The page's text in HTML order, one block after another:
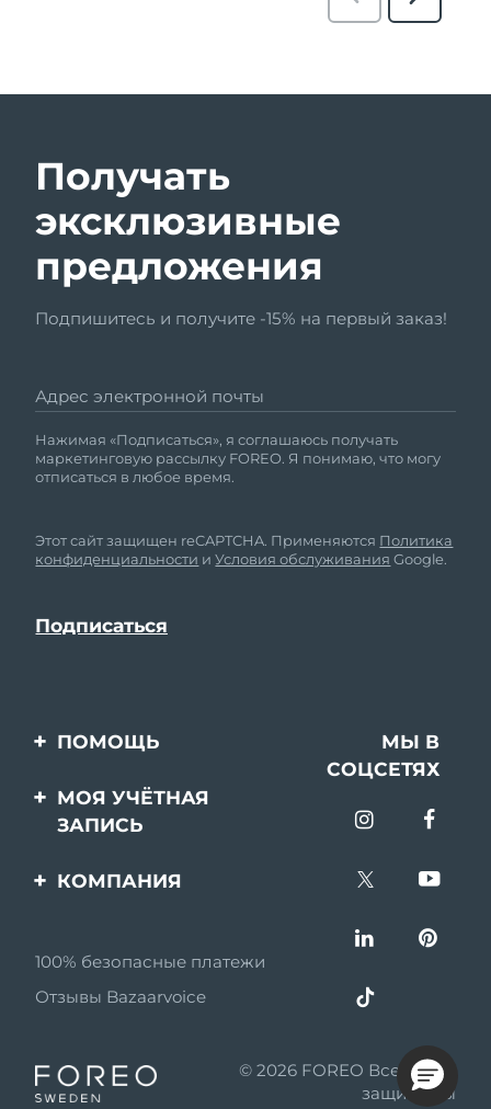
Получать
эксклюзивные
предложения
Подпишитесь и получите -15% на первый заказ!
Адрес электронной почты
Нажимая «Подписаться», я соглашаюсь получать
маркетинговую рассылку FOREO. Я понимаю, что могу
отписаться в любое время.
Этот сайт защищен reCAPTCHA. Применяются Политика
конфиденциальности иУсловия обслуживания Google.
ПОМОЩЬ
Свяжитесь с нами
Заказ и доставка
Гарантия и возврат
Информация о
МЫ В
СОЦСЕТЯХ
МОЯ УЧЁТНАЯ
ЗАПИСЬ
Регистрация продукта
КОМПАНИЯ
Партнерская
программа
MYSA
100% безопасные платежи
Отзывы Bazaarvoice
© 2026 FOREO Все права
защищены